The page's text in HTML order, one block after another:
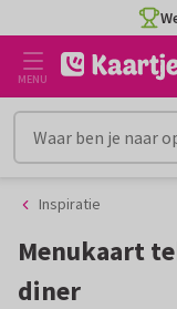
naar
inhoud
naar
het
filter
MENU
Inspiratie
Menukaart
diner